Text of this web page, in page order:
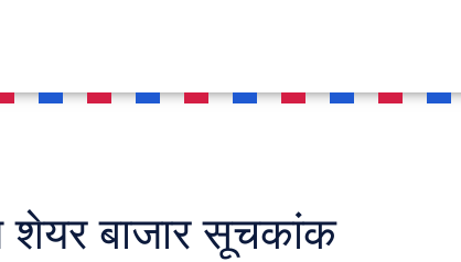
शेयर बाजार सूचकांक